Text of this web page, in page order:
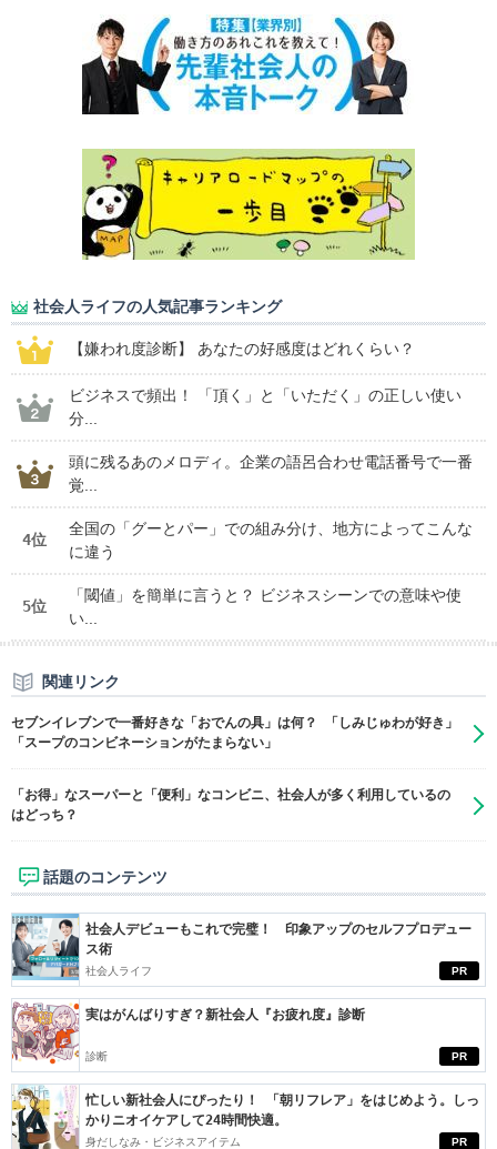
社会人ライフの人気記事ランキング
【嫌われ度診断】 あなたの好感度はどれくらい？
ビジネスで頻出！ 「頂く」と「いただく」の正しい使い
分...
頭に残るあのメロディ。企業の語呂合わせ電話番号で一番
覚...
4位
全国の「グーとパー」での組み分け、地方によってこんな
に違う
5位
「閾値」を簡単に言うと？ ビジネスシーンでの意味や使
い...
関連リンク
セブンイレブンで一番好きな「おでんの具」は何？ 「しみじゅわが好き」
「スープのコンビネーションがたまらない」
「お得」なスーパーと「便利」なコンビニ、社会人が多く利用しているの
はどっち？
話題のコンテンツ
PR
社会人デビューもこれで完璧！ 印象アップのセルフプロデュー
ス術
社会人ライフ
PR
実はがんばりすぎ？新社会人『お疲れ度』診断
診断
PR
忙しい新社会人にぴったり！ 「朝リフレア」をはじめよう。しっ
かりニオイケアして24時間快適。
身だしなみ・ビジネスアイテム